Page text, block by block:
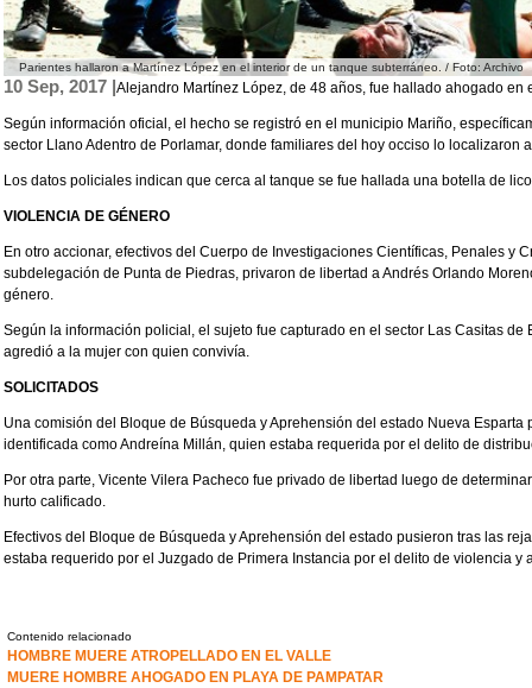
Parientes hallaron a Martínez López en el interior de un tanque subterráneo. / Foto: Archivo
10 Sep, 2017 |Alejandro Martínez López, de 48 años, fue hallado ahogado en
Según información oficial, el hecho se registró en el municipio Mariño,
sector Llano Adentro de Porlamar, donde familiares del hoy occiso lo localizaron
Los datos policiales indican que cerca al tanque se fue hallada una botella de
VIOLENCIA DE GÉNERO
En otro accionar, efectivos del Cuerpo de Investigaciones Científicas, Penales y
subdelegación de Punta de Piedras, privaron de libertad a Andrés Orlando
género.
Según la información policial, el sujeto fue capturado en el sector Las Casitas de
agredió a la mujer con quien convivía.
SOLICITADOS
Una comisión del Bloque de Búsqueda y Aprehensión del estado Nueva Esparta
identificada como Andreína Millán, quien estaba requerida por el delito de
Por otra parte, Vicente Vilera Pacheco fue privado de libertad luego de
hurto calificado.
Efectivos del Bloque de Búsqueda y Aprehensión del estado pusieron tras las
estaba requerido por el Juzgado de Primera Instancia por el delito de violencia y
Contenido relacionado
HOMBRE MUERE ATROPELLADO EN EL VALLE
MUERE HOMBRE AHOGADO EN PLAYA DE PAMPATAR